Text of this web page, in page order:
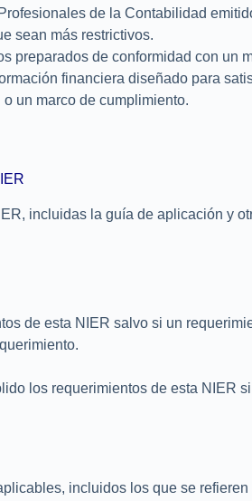
de la Contabilidad
sean más restrictivos.
preparados de conformidad con un
financiera diseñado para
un marco de cumplimiento.
incluidas la guía de aplicación y
de esta NIER salvo si un
los requerimientos de esta
incluidos los que se